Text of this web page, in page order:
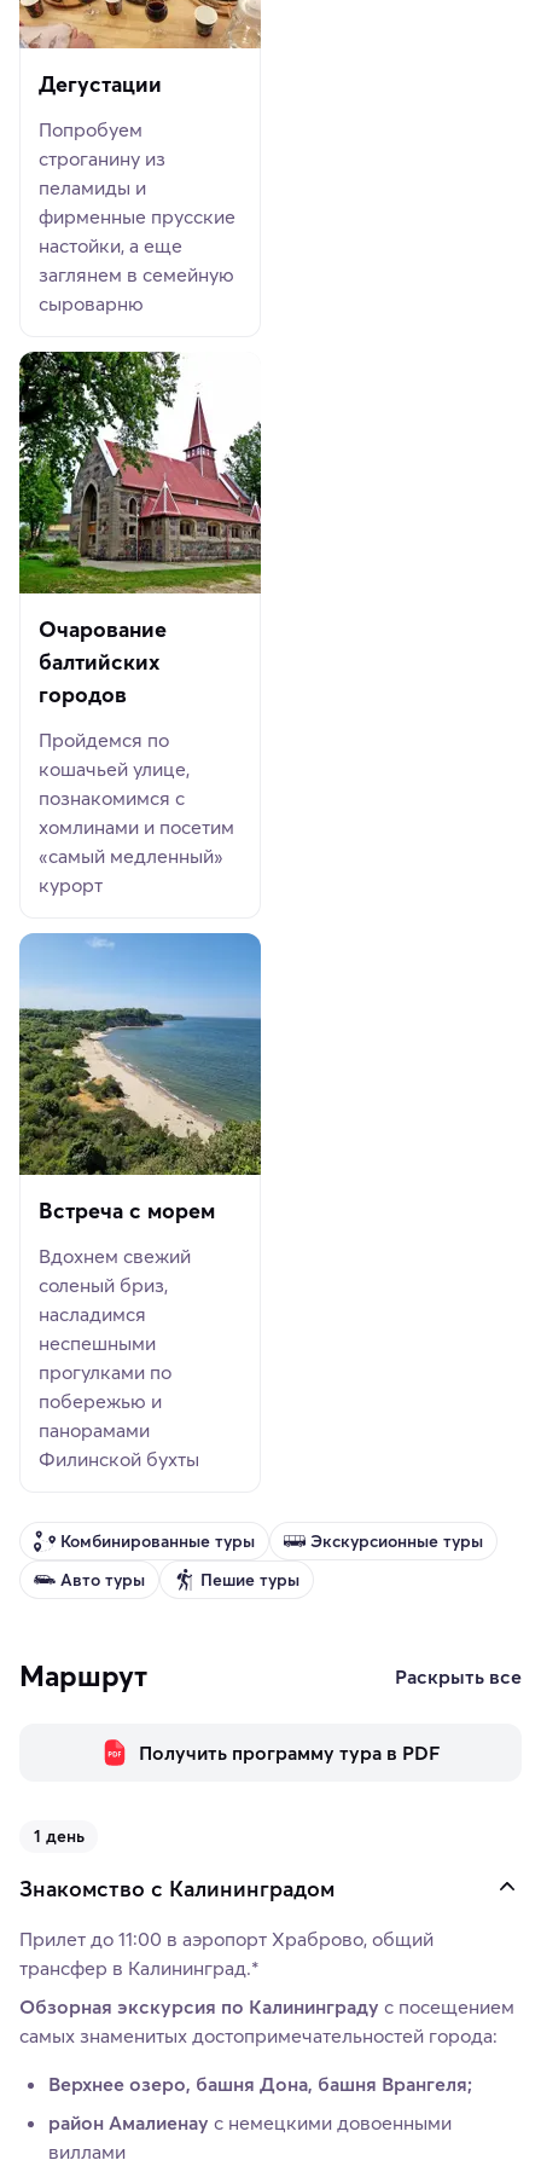
Дегустации
Попробуем
строганину из
пеламиды и
фирменные прусские
настойки, а еще
заглянем в семейную
сыроварню
Очарование
балтийских
городов
Пройдемся по
кошачьей улице,
познакомимся с
хомлинами и посетим
«самый медленный»
курорт
Встреча с морем
Вдохнем свежий
соленый бриз,
насладимся
неспешными
прогулками по
побережью и
панорамами
Филинской бухты
Комбинированные туры
Экскурсионные туры
Авто туры
Пешие туры
Маршрут Раскрыть все
Получить программу тура в PDF
1 день
Знакомство с Калининградом
Прилет до 11:00 в аэропорт Храброво, общий
трансфер в Калининград.*
Обзорная экскурсия по Калининграду с посещением
самых знаменитых достопримечательностей города:
Верхнее озеро, башня Дона, башня Врангеля;
район Амалиенау с немецкими довоенными
виллами